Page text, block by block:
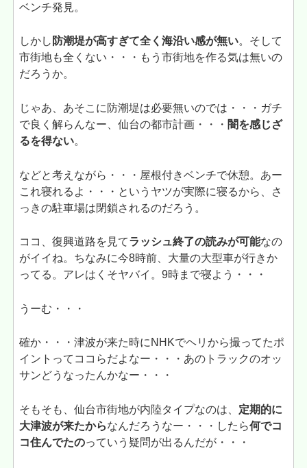
ベンチ発見。
しかし 防潮堤が高すぎて全く海沿い感が無い。そして
市街地も全くない・・・もう市街地を作る気は無いの
だろうか。
じゃあ、あそこに防潮堤は必要無いのでは・・・ガチ
で良く解らんなー、仙台の都市計画・・・ 闇を感じざ
るを得ない。
などと考えながら・・・屋根付きベンチで休憩。あー
これ寝れるよ・・・というヤツが実際に寝るから、さ
っきの駐車場は閉鎖されるのだろう。
ココ、復興道路を見てラッシュ終了の読みが可能なの
がイイね。ちなみに今8時前、大量の大型車が行きか
ってる。アレはくそヤバイ。9時まで寝よう・・・
うーむ・・・
確か・・・津波が来た時にNHKでヘリから撮ってたポ
イントってココらだよなー・・・あのトラックのオッ
サンどうなったんかなー・・・
そもそも、仙台市街地が内陸タイプなのは、 定期的に
大津波が来たからなんだろうなー・・・したら何でコ
コ住んでたのっていう疑問が出るんだが・・・